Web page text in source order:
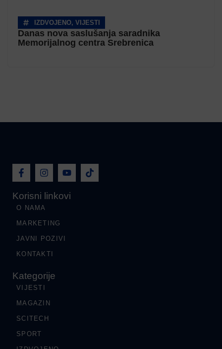
IZDVOJENO, VIJESTI
Danas nova saslušanja saradnika
Memorijalnog centra Srebrenica
Korisni linkovi
O NAMA
MARKETING
JAVNI POZIVI
KONTAKTI
Kategorije
VIJESTI
MAGAZIN
SCITECH
SPORT